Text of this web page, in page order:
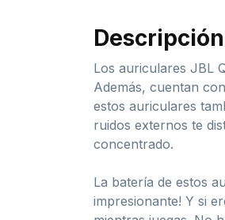
Los auriculares JBL
Además, cuentan
estos auriculares
ruidos externos te
concentrado.
La batería de estos
impresionante! Y si